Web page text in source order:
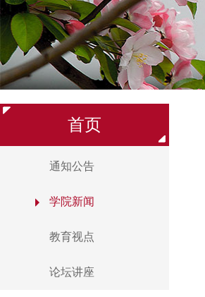
首页
通知公告
学院新闻
教育视点
论坛讲座